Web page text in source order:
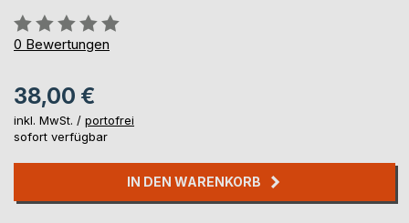
Bewertung::
0%
0 Bewertungen
38,00 €
inkl. MwSt. / portofrei
sofort verfügbar
IN DEN WARENKORB